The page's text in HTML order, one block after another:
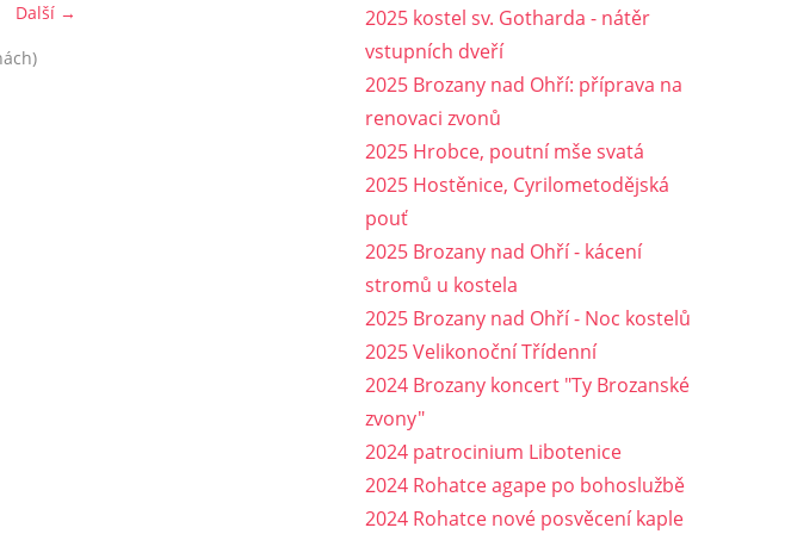
Další →
2025 kostel sv. Gotharda - nátěr
vstupních dveří
2025 Brozany nad Ohří: příprava na
renovaci zvonů
2025 Hrobce, poutní mše svatá
2025 Hostěnice, Cyrilometodějská
pouť
2025 Brozany nad Ohří - kácení
stromů u kostela
2025 Brozany nad Ohří - Noc kostelů
2025 Velikonoční Třídenní
2024 Brozany koncert "Ty Brozanské
zvony"
2024 patrocinium Libotenice
2024 Rohatce agape po bohoslužbě
2024 Rohatce nové posvěcení kaple